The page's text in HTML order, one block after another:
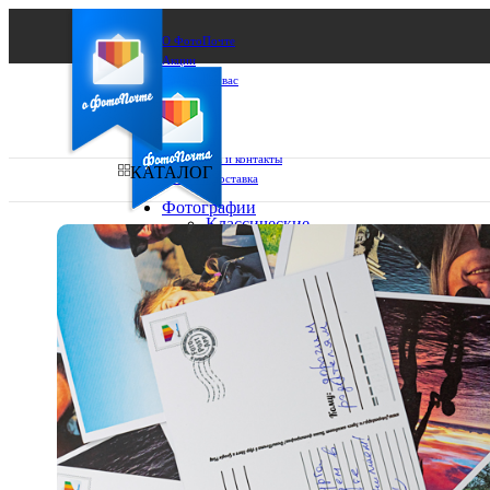
О ФотоПочте
Акции
Сделаем за вас
Бизнесу
FAQ
Франшиза
Поддержка и контакты
Оплата и доставка
Ваш город:
Ваш регион доставки
Выберите из списка:
КАТАЛОГ
Фотографии
Классические
фото
10х10
10х15
Фото